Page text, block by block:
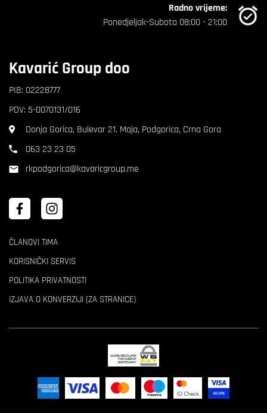
Kavarić Group doo
PIB: 02228777
PDV: 5-0070131/016
Donja Gorica, Bulevar 21. Maja, Podgorica, Crna Gora
063 23 23 05
rkpodgorica@kavaricgroup.me
Radno vrijeme:
Ponedjeljak-Subota 08:00 - 21:00
ČLANOVI TIMA
KORISNIČKI SERVIS
POLITIKA PRIVATNOSTI
IZJAVA O KONVERZIJI (ZA STRANICE)